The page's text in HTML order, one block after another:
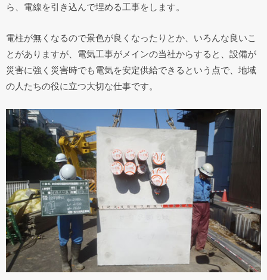
ら、電線を引き込んで埋める工事をします。
電柱が無くなるので景色が良くなったりとか、いろんな良いこ
とがありますが、電気工事がメインの当社からすると、設備が
災害に強く災害時でも電気を安定供給できるという点で、地域
の人たちの役に立つ大切な仕事です。